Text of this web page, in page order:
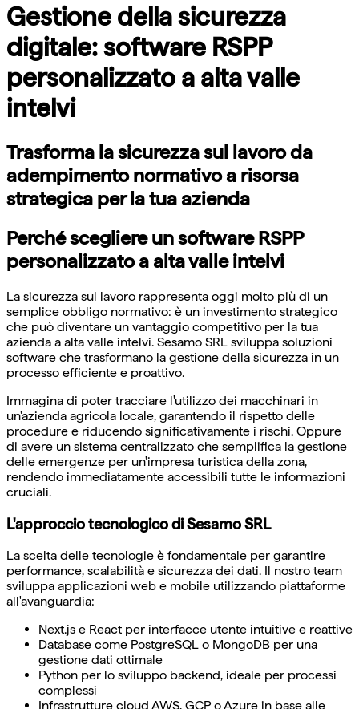
Gestione della sicurezza
digitale: software RSPP
personalizzato a alta valle
intelvi
Trasforma la sicurezza sul lavoro da
adempimento normativo a risorsa
strategica per la tua azienda
Perché scegliere un software RSPP
personalizzato a alta valle intelvi
La sicurezza sul lavoro rappresenta oggi molto più di un
semplice obbligo normativo: è un investimento strategico
che può diventare un vantaggio competitivo per la tua
azienda a alta valle intelvi. Sesamo SRL sviluppa soluzioni
software che trasformano la gestione della sicurezza in un
processo efficiente e proattivo.
Immagina di poter tracciare l'utilizzo dei macchinari in
un'azienda agricola locale, garantendo il rispetto delle
procedure e riducendo significativamente i rischi. Oppure
di avere un sistema centralizzato che semplifica la gestione
delle emergenze per un'impresa turistica della zona,
rendendo immediatamente accessibili tutte le informazioni
cruciali.
L'approccio tecnologico di Sesamo SRL
La scelta delle tecnologie è fondamentale per garantire
performance, scalabilità e sicurezza dei dati. Il nostro team
sviluppa applicazioni web e mobile utilizzando piattaforme
all'avanguardia:
Next.js e React per interfacce utente intuitive e reattive
Database come PostgreSQL o MongoDB per una
gestione dati ottimale
Python per lo sviluppo backend, ideale per processi
complessi
Infrastrutture cloud AWS, GCP o Azure in base alle